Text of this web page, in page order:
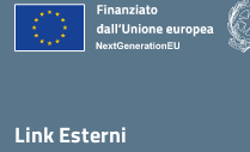
Link Esterni